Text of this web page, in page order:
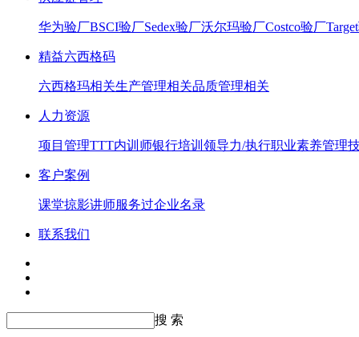
华为验厂BSCI验厂Sedex验厂沃尔玛验厂Costco验厂
精益六西格码
六西格玛相关生产管理相关品质管理相关
人力资源
项目管理TTT内训师银行培训 领导力/执行职业素养管理
客户案例
课堂掠影讲师服务过企业名录
联系我们
搜 索